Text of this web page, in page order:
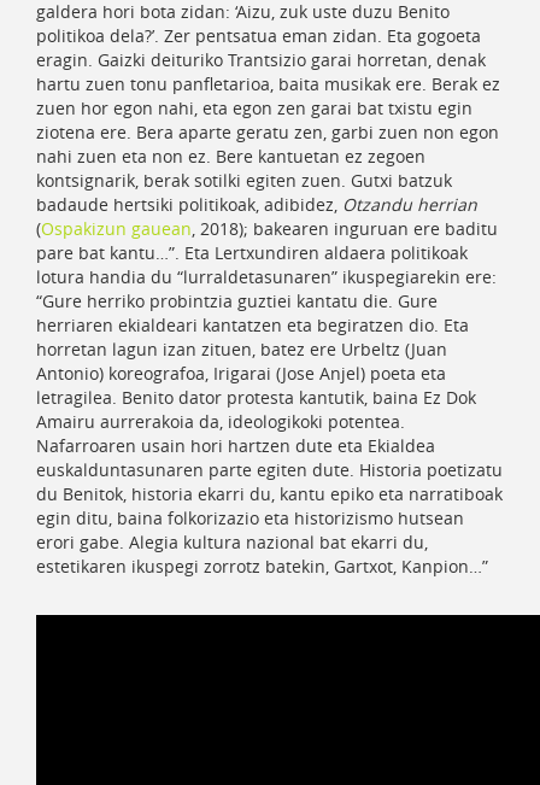
galdera hori bota zidan: ‘Aizu, zuk uste duzu Benito
politikoa dela?’. Zer pentsatua eman zidan. Eta gogoeta
eragin. Gaizki deituriko Trantsizio garai horretan, denak
hartu zuen tonu panfletarioa, baita musikak ere. Berak ez
zuen hor egon nahi, eta egon zen garai bat txistu egin
ziotena ere. Bera aparte geratu zen, garbi zuen non egon
nahi zuen eta non ez. Bere kantuetan ez zegoen
kontsignarik, berak sotilki egiten zuen. Gutxi batzuk
badaude hertsiki politikoak, adibidez, Otzandu herrian
(Ospakizun gauean, 2018); bakearen inguruan ere baditu
pare bat kantu…”. Eta Lertxundiren aldaera politikoak
lotura handia du “lurraldetasunaren” ikuspegiarekin ere:
“Gure herriko probintzia guztiei kantatu die. Gure
herriaren ekialdeari kantatzen eta begiratzen dio. Eta
horretan lagun izan zituen, batez ere Urbeltz (Juan
Antonio) koreografoa, Irigarai (Jose Anjel) poeta eta
letragilea. Benito dator protesta kantutik, baina Ez Dok
Amairu aurrerakoia da, ideologikoki potentea.
Nafarroaren usain hori hartzen dute eta Ekialdea
euskalduntasunaren parte egiten dute. Historia poetizatu
du Benitok, historia ekarri du, kantu epiko eta narratiboak
egin ditu, baina folkorizazio eta historizismo hutsean
erori gabe. Alegia kultura nazional bat ekarri du,
estetikaren ikuspegi zorrotz batekin, Gartxot, Kanpion…”